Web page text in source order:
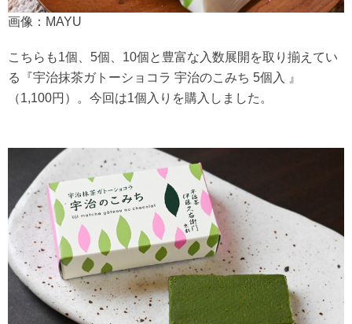
画像：MAYU
こちらも1個、5個、10個と豊富な入数展開を取り揃えてい
る『宇治抹茶ガトーショコラ 宇治のこみち 5個入 』
（1,100円）。今回は1個入りを購入しました。